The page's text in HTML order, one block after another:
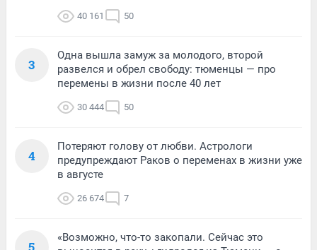
40 161 50
3
Одна вышла замуж за молодого, второй
развелся и обрел свободу: тюменцы — про
перемены в жизни после 40 лет
30 444 50
4
Потеряют голову от любви. Астрологи
предупреждают Раков о переменах в жизни уже
в августе
26 674 7
«Возможно, что-то закопали. Сейчас это